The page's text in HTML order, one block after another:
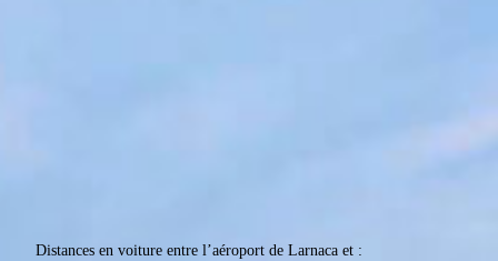
Distances en voiture entre l’aéroport de Larnaca et :